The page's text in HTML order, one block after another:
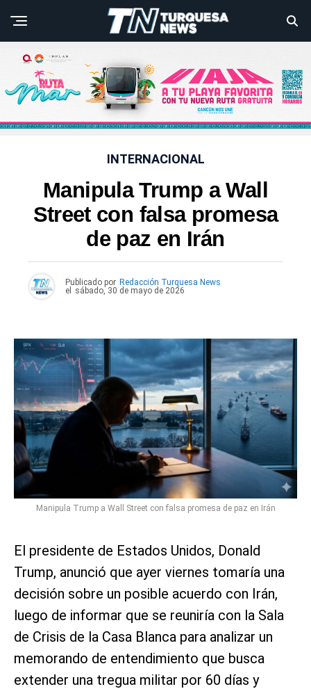
INTERNACIONAL
Manipula Trump a Wall
Street con falsa promesa
de paz en Irán
Publicado por Redacción Turquesa News
el
sábado, 30 de mayo de 2026
Manipula Trump a Wall Street con falsa promesa de paz en Irán
El presidente de Estados Unidos, Donald
Trump, anunció que ayer viernes tomaría una
decisión sobre un posible acuerdo con Irán,
luego de informar que se reuniría con la Sala
de Crisis de la Casa Blanca para analizar un
memorando de entendimiento que busca
extender una tregua militar por 60 días y